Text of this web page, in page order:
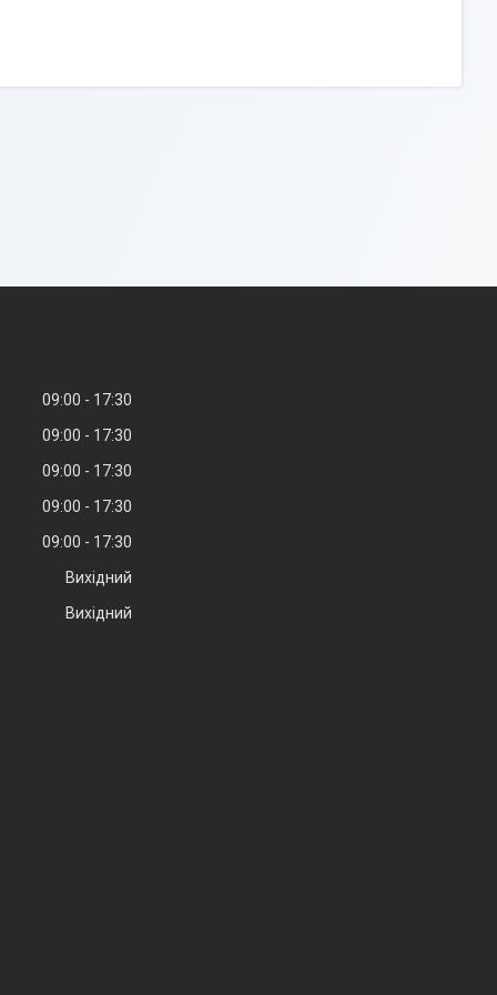
09:00
17:30
09:00
17:30
09:00
17:30
09:00
17:30
09:00
17:30
Вихідний
Вихідний